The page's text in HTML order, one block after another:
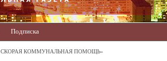
Подписка
КОММУНАЛЬНАЯ ПОМОЩЬ»